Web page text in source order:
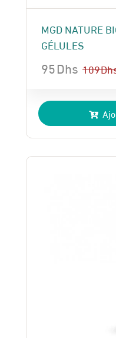
MGD NATURE
GÉLULES
109
prix
initial
était :
109 Dhs.
95Dhs
prix
actuel
est :
95 Dhs.